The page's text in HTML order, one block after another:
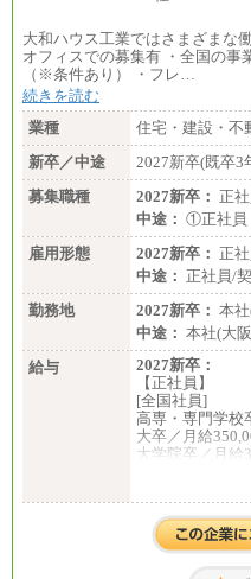
大和ハウス工業ではさまざまな
オフィスでの募集有 ・全国の事
（※条件あり） ・フレ…
続きを読む
業種
住宅・建設・不
新卒／中途
2027新卒(既卒3
募集職種
2027新卒： 正
中途： ①正社員
雇用形態
2027新卒： 正社
中途： 正社員/
勤務地
2027新卒： 本
中途： 本社(大
給与
2027新卒：
【正社員】
[全国社員]
高専・専門学校
大卒／月給
大学院卒／月給
[地域社員]月給
【正社員】
[全国社員]月給
[地域社員]月給